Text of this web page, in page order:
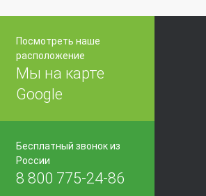
Посмотреть наше
расположение
Мы на карте
Google
Бесплатный звонок из
России
8 800 775-24-86